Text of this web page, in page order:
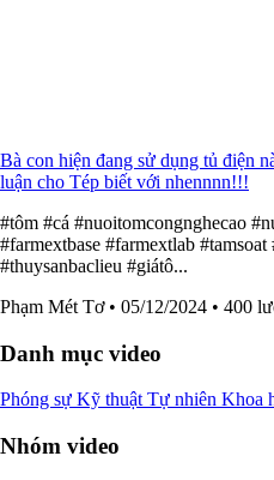
Bà con hiện đang sử dụng tủ điện
luận cho Tép biết với nhennnn!!!
#tôm #cá #nuoitomcongnghecao
#farmextbase #farmextlab
#thuysanbaclieu #giátô...
Phạm Mét Tơ • 05/12/2024 • 400
Danh mục video
Phóng sự Kỹ thuật Tự nhiên Khoa
Nhóm video